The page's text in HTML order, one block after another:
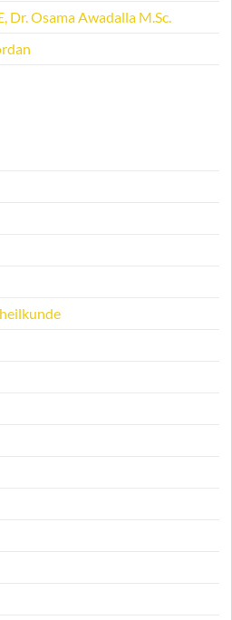
Dr. Osama Awadalla M.Sc.